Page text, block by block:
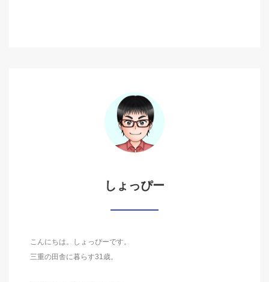
しょっぴー
こんにちは。しょっぴーです。
三重の田舎に暮らす31歳。